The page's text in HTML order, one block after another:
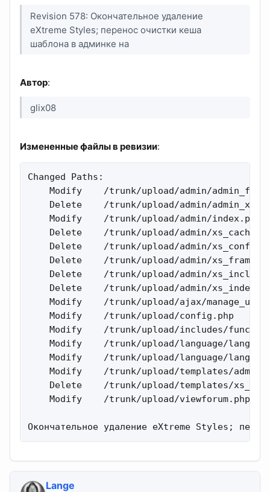
Revision 578: Окончательное удаление
eXtreme Styles; перенос очистки кеша
шаблона в админке на
Автор:
glix08
Измененные файлы в ревизии:
Changed Paths:
Modify    /trunk/upload/admin/
Delete    /trunk/upload/admin/
    Modify    /trunk/upload/admin/index.php
Delete    /trunk/upload/admin/
Delete    /trunk/upload/admin/
Delete    /trunk/upload/admin/
Delete    /trunk/upload/admin/
Delete    /trunk/upload/admin/
Modify    /trunk/upload/ajax/
    Modify    /trunk/upload/config.php
Modify    /trunk/upload/includes/
Modify    /trunk/upload/language/
Modify    /trunk/upload/language/
Modify    /trunk/upload/templates/
Delete    /trunk/upload/templates/
    Modify    /trunk/upload/viewforum.php
Окончательное удаление eXtreme Styles;
Lange